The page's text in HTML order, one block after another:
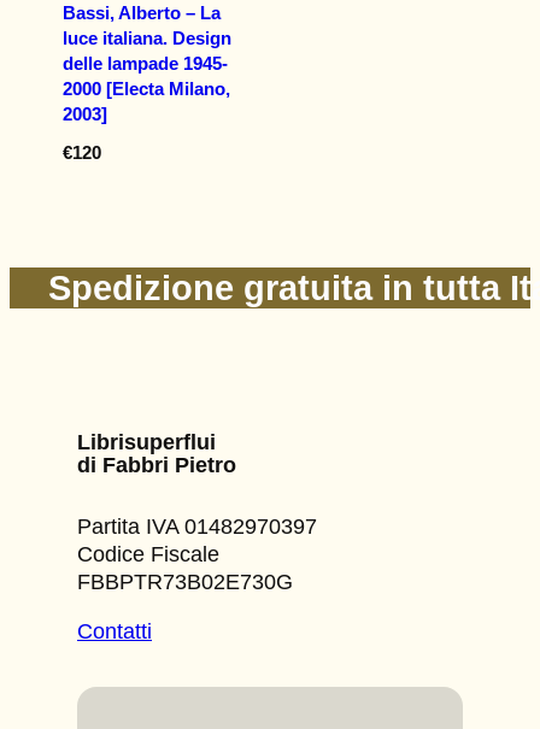
Bassi, Alberto – La
luce italiana. Design
delle lampade 1945-
2000 [Electa Milano,
2003]
€120
Spedizione gratuita in tutta
Librisuperflui
di Fabbri Pietro
Partita IVA 01482970397
Codice Fiscale
FBBPTR73B02E730G
Contatti